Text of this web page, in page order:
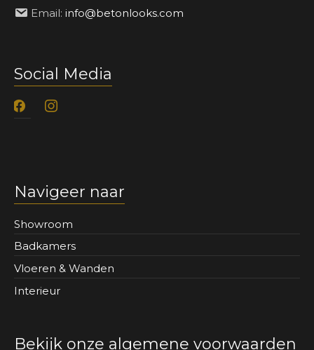
Email: info@betonlooks.com
Social Media
facebookinstagram
Navigeer naar
Showroom
Badkamers
Vloeren & Wanden
Interieur
Bekijk onze algemene voorwaarden